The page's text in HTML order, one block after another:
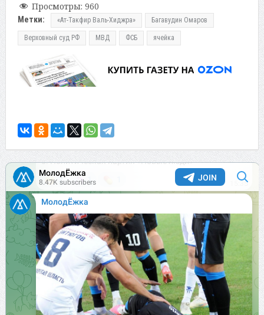
Просмотры: 960
Метки: «Ат-Такфир Валь-Хиджра» Багавудин Омаров
Верховный суд РФ МВД ФСБ ячейка